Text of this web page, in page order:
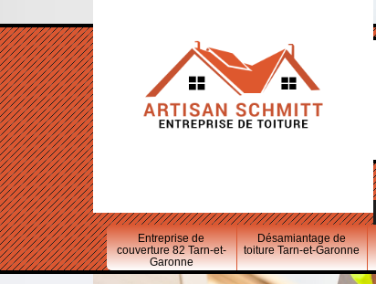
Entreprise de
couverture 82 Tarn-et-
Garonne
Désamiantage de
toiture Tarn-et-Garonne